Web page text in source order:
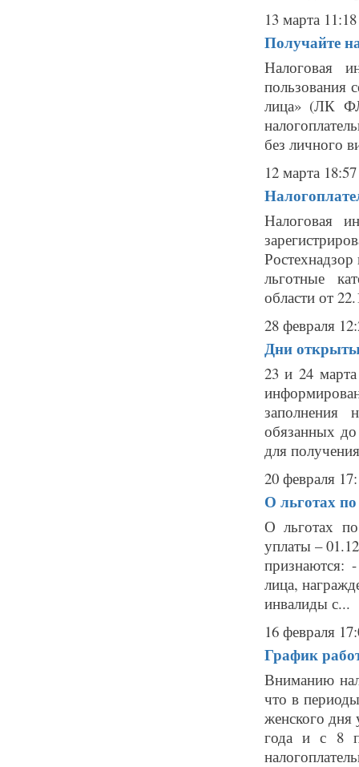
13 марта 11:18
Получайте
Налоговая
пользования
лица» (ЛК
без личного
12 марта 18:57
Налоговая
льготные
области от
28 февраля
Дни
23 и 24
заполнения
обязанных до
для
20 февраля
О льготах
О льготах
уплаты –
признаются:
лица,
инвалиды с...
16 февраля
График
Вниманию
что в
женского дня
года и с 8